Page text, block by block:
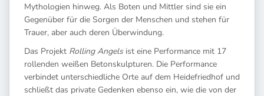
Mythologien hinweg. Als Boten und Mittler sind sie ein
Gegenüber für die Sorgen der Menschen und stehen für
Trauer, aber auch deren Überwindung.
Das Projekt Rolling Angelsist eine Performance mit 17
rollenden weißen Betonskulpturen. Die Performance
verbindet unterschiedliche Orte auf dem Heidefriedhof und
schließt das private Gedenken ebenso ein, wie die von der